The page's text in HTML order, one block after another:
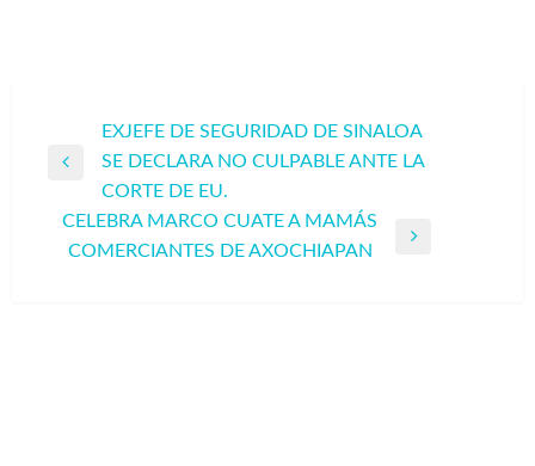
Navegación
de
entradas
EXJEFE DE SEGURIDAD DE SINALOA
SE DECLARA NO CULPABLE ANTE LA
CORTE DE EU.
Entrada
CELEBRA MARCO CUATE A MAMÁS
COMERCIANTES DE AXOCHIAPAN